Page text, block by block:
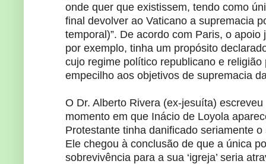
onde quer que existissem, tendo como
final devolver ao Vaticano a supremacia
temporal)”. De acordo com Paris, o
por exemplo, tinha um propósito
cujo regime político republicano e religião
empecilho aos objetivos de supremacia
O Dr. Alberto Rivera (ex-jesuíta)
momento em que Inácio de Loyola
Protestante tinha danificado seriamente
Ele chegou à conclusão de que a única
sobrevivência para a sua ‘igreja’ seria